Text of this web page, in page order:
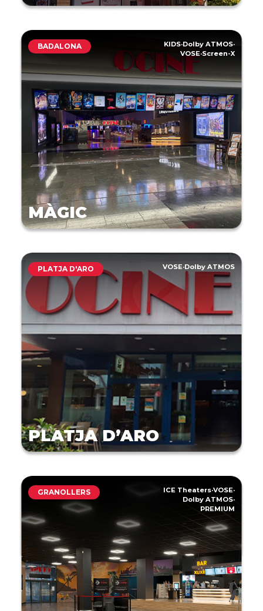
BADALONA KIDS·Dolby ATMOS·
VOSE·Screen-X
MÀGIC
PLATJA D'ARO VOSE·Dolby ATMOS
PLATJA D’ARO
GRANOLLERS ICE Theaters·VOSE·
Dolby ATMOS·
PREMIUM